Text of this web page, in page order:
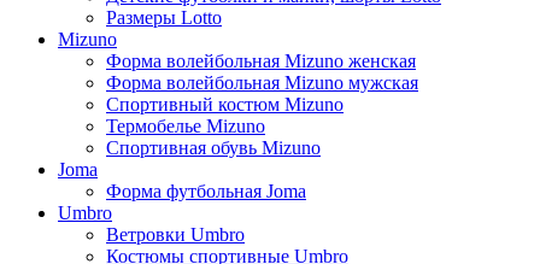
Размеры Lotto
Mizuno
Форма волейбольная Mizuno женская
Форма волейбольная Mizuno мужская
Спортивный костюм Mizuno
Термобелье Mizuno
Спортивная обувь Mizuno
Joma
Форма футбольная Joma
Umbro
Ветровки Umbro
Костюмы спортивные Umbro